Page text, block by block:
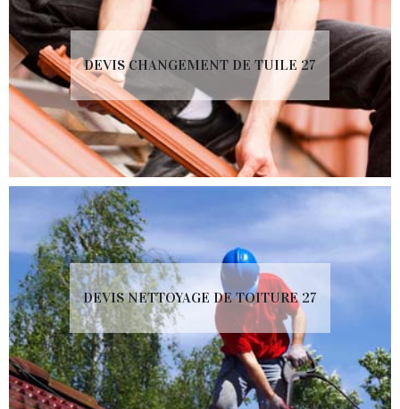
DEVIS CHANGEMENT DE TUILE 27
DEVIS NETTOYAGE DE TOITURE 27